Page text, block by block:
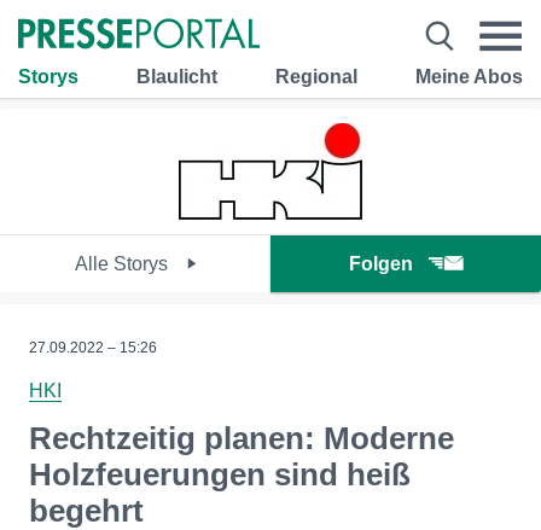
Storys Blaulicht Regional Meine Abos
Alle Storys Folgen
27.09.2022 – 15:26
HKI
Rechtzeitig planen: Moderne
Holzfeuerungen sind heiß
begehrt